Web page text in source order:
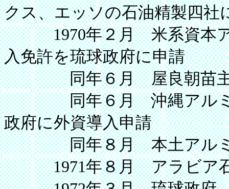
クス、エッソの石油精製四社
1970年２月 米系資本アル
入免許を琉球政府に申請
同年６月 屋良朝苗主席
同年６月 沖縄アルミ（
政府に外資導入申請
同年８月 本土アルミ五
1971年８月 アラビア石